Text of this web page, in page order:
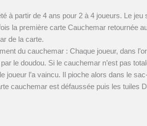
à partir de 4 ans pour 2 à 4 joueurs. Le jeu
la première carte Cauchemar retournée
de la carte.
du cauchemar : Chaque joueur, dans
le doudou. Si le cauchemar n’est pas
joueur l’a vaincu. Il pioche alors dans le
cauchemar est défaussée puis les tuiles